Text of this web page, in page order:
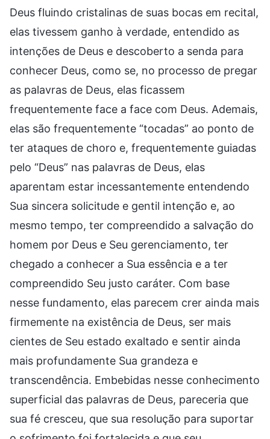
Deus fluindo cristalinas de suas bocas em recital,
elas tivessem ganho à verdade, entendido as
intenções de Deus e descoberto a senda para
conhecer Deus, como se, no processo de pregar
as palavras de Deus, elas ficassem
frequentemente face a face com Deus. Ademais,
elas são frequentemente “tocadas” ao ponto de
ter ataques de choro e, frequentemente guiadas
pelo “Deus” nas palavras de Deus, elas
aparentam estar incessantemente entendendo
Sua sincera solicitude e gentil intenção e, ao
mesmo tempo, ter compreendido a salvação do
homem por Deus e Seu gerenciamento, ter
chegado a conhecer a Sua essência e a ter
compreendido Seu justo caráter. Com base
nesse fundamento, elas parecem crer ainda mais
firmemente na existência de Deus, ser mais
cientes de Seu estado exaltado e sentir ainda
mais profundamente Sua grandeza e
transcendência. Embebidas nesse conhecimento
superficial das palavras de Deus, pareceria que
sua fé cresceu, que sua resolução para suportar